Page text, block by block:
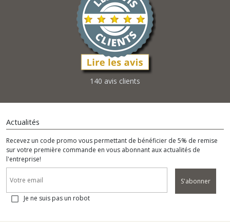
140 avis clients
Actualités
Recevez un code promo vous permettant de bénéficier de 5% de remise
sur votre première commande en vous abonnant aux actualités de
l'entreprise!
S'abonner
Je ne suis pas un robot